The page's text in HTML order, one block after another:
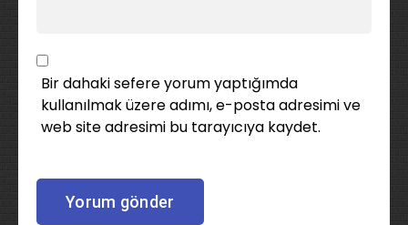
Bir dahaki sefere yorum yaptığımda
kullanılmak üzere adımı, e-posta adresimi ve
web site adresimi bu tarayıcıya kaydet.